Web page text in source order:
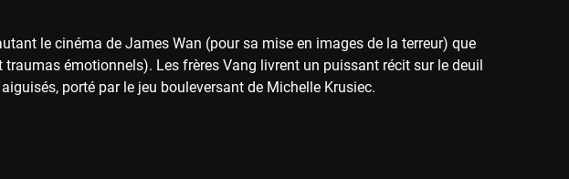
le cinéma de James Wan (pour sa mise en images de la terreur) que
émotionnels). Les frères Vang livrent un puissant récit sur le deuil
porté par le jeu bouleversant de Michelle Krusiec.